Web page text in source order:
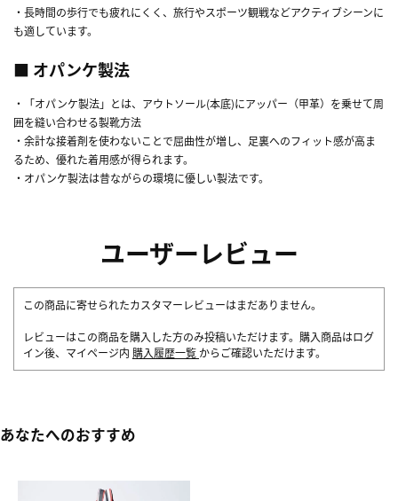
・長時間の歩行でも疲れにくく、旅行やスポーツ観戦などアクティブシーンに
も適しています。
■ オパンケ製法
・「オパンケ製法」とは、アウトソール(本底)にアッパー（甲革）を乗せて周
囲を縫い合わせる製靴方法
・余計な接着剤を使わないことで屈曲性が増し、足裏へのフィット感が高ま
るため、優れた着用感が得られます。
・オパンケ製法は昔ながらの環境に優しい製法です。
ユーザーレビュー
この商品に寄せられたカスタマーレビューはまだありません。
レビューはこの商品を購入した方のみ投稿いただけます。購入商品はログ
イン後、マイページ内 購入履歴一覧 からご確認いただけます。
あなたへのおすすめ